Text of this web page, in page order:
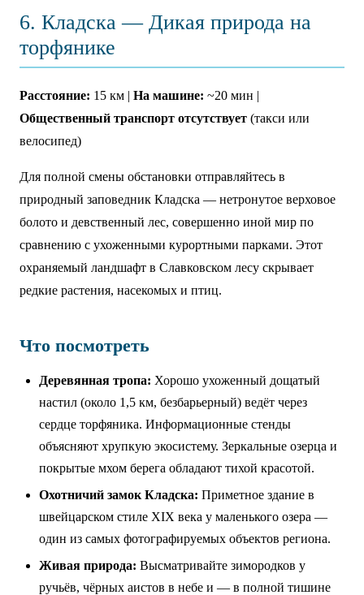
6. Кладска — Дикая природа на
торфянике
Расстояние: 15 км | На машине: ~20 мин |
Общественный транспорт отсутствует (такси или
велосипед)
Для полной смены обстановки отправляйтесь в
природный заповедник Кладска — нетронутое верховое
болото и девственный лес, совершенно иной мир по
сравнению с ухоженными курортными парками. Этот
охраняемый ландшафт в Славковском лесу скрывает
редкие растения, насекомых и птиц.
Что посмотреть
Деревянная тропа: Хорошо ухоженный дощатый
настил (около 1,5 км, безбарьерный) ведёт через
сердце торфяника. Информационные стенды
объясняют хрупкую экосистему. Зеркальные озерца и
покрытые мхом берега обладают тихой красотой.
Охотничий замок Кладска: Приметное здание в
швейцарском стиле XIX века у маленького озера —
один из самых фотографируемых объектов региона.
Живая природа: Высматривайте зимородков у
ручьёв, чёрных аистов в небе и — в полной тишине